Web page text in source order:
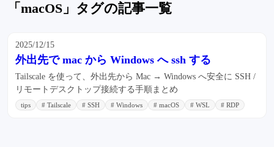
「macOS」タグの記事一覧
2025/12/15
外出先で mac から Windows へ ssh する
Tailscale を使って、外出先から Mac → Windows へ安全に SSH /
リモートデスクトップ接続する手順まとめ
tips # Tailscale # SSH # Windows # macOS # WSL # RDP